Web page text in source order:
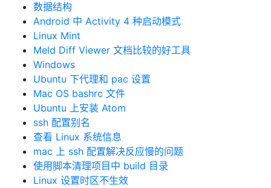
数据结构
Android 中 Activity 4 种启动模式
Linux Mint
Meld Diff Viewer 文档比较的好工具
Windows
Ubuntu 下代理和 pac 设置
Mac OS bashrc 文件
Ubuntu 上安装 Atom
ssh 配置别名
查看 Linux 系统信息
mac 上 ssh 配置解决反应慢的问题
使用脚本清理项目中 build 目录
Linux 设置时区不生效